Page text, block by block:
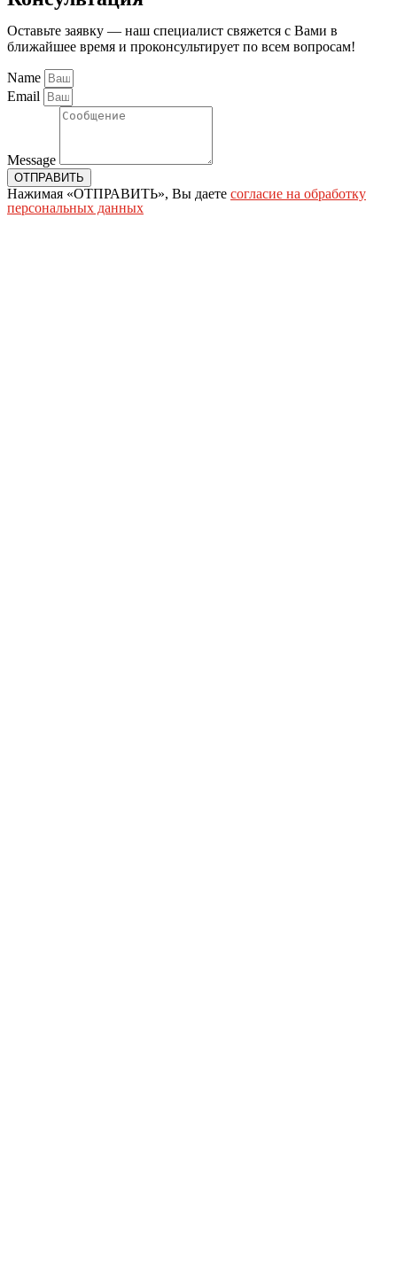
Оставьте заявку — наш специалист свяжется с Вами в
ближайшее время и проконсультирует по всем вопросам!
Name
Email
Message
ОТПРАВИТЬ
Нажимая «ОТПРАВИТЬ», Вы даете согласие на обработку
персональных данных